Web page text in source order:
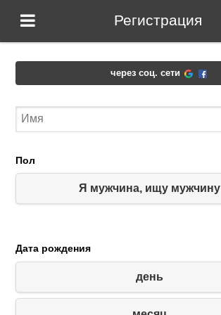
Регистрация
через соц. сети
Пол
Я мужчина, ищу мужчину
Дата рождения
день